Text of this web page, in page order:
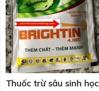
Thuốc trừ sâu sinh học